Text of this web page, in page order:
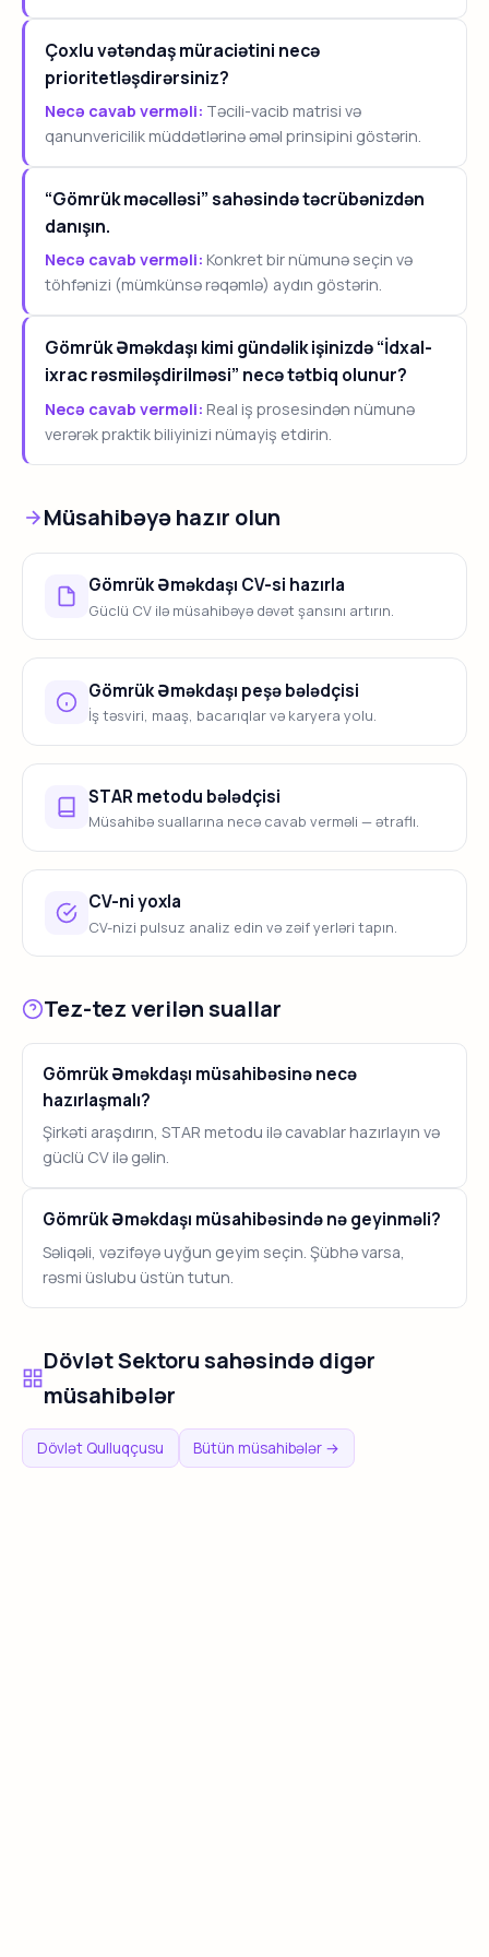
Çoxlu vətəndaş müraciətini necə
prioritetləşdirərsiniz?
Necə cavab verməli: Təcili-vacib matrisi və
qanunvericilik müddətlərinə əməl prinsipini göstərin.
“Gömrük məcəlləsi” sahəsində təcrübənizdən
danışın.
Necə cavab verməli: Konkret bir nümunə seçin və
töhfənizi (mümkünsə rəqəmlə) aydın göstərin.
Gömrük Əməkdaşı kimi gündəlik işinizdə “İdxal-
ixrac rəsmiləşdirilməsi” necə tətbiq olunur?
Necə cavab verməli: Real iş prosesindən nümunə
verərək praktik biliyinizi nümayiş etdirin.
Müsahibəyə hazır olun
Gömrük Əməkdaşı CV-si hazırla
Güclü CV ilə müsahibəyə dəvət şansını artırın.
Gömrük Əməkdaşı peşə bələdçisi
İş təsviri, maaş, bacarıqlar və karyera yolu.
STAR metodu bələdçisi
Müsahibə suallarına necə cavab verməli — ətraflı.
CV-ni yoxla
CV-nizi pulsuz analiz edin və zəif yerləri tapın.
Tez-tez verilən suallar
Gömrük Əməkdaşı müsahibəsinə necə
hazırlaşmalı?
Şirkəti araşdırın, STAR metodu ilə cavablar hazırlayın və
güclü CV ilə gəlin.
Gömrük Əməkdaşı müsahibəsində nə geyinməli?
Səliqəli, vəzifəyə uyğun geyim seçin. Şübhə varsa,
rəsmi üslubu üstün tutun.
Dövlət Sektoru sahəsində digər
müsahibələr
Dövlət Qulluqçusu Bütün müsahibələr →